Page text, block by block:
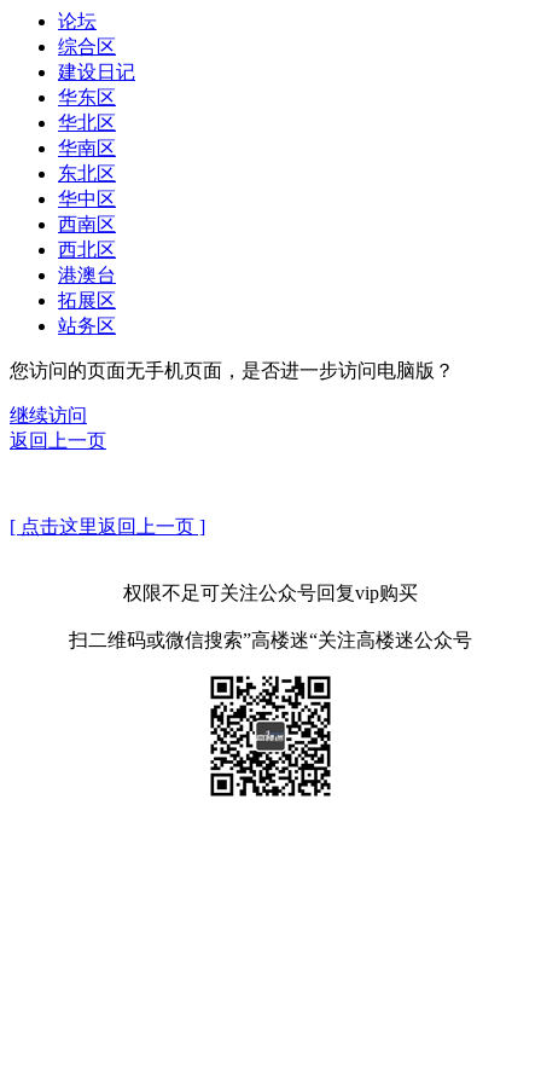
论坛
综合区
建设日记
华东区
华北区
华南区
东北区
华中区
西南区
西北区
港澳台
拓展区
站务区
您访问的页面无手机页面，是否进一步访问电脑版？
继续访问
返回上一页
[ 点击这里返回上一页 ]
权限不足可关注公众号回复vip购买
扫二维码或微信搜索”高楼迷“关注高楼迷公众号